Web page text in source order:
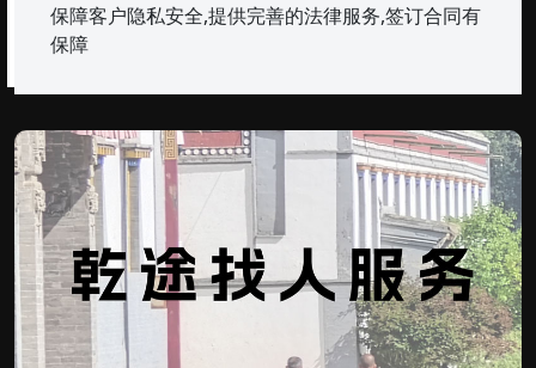
保障客户隐私安全,提供完善的法律服务,签订合同有
保障